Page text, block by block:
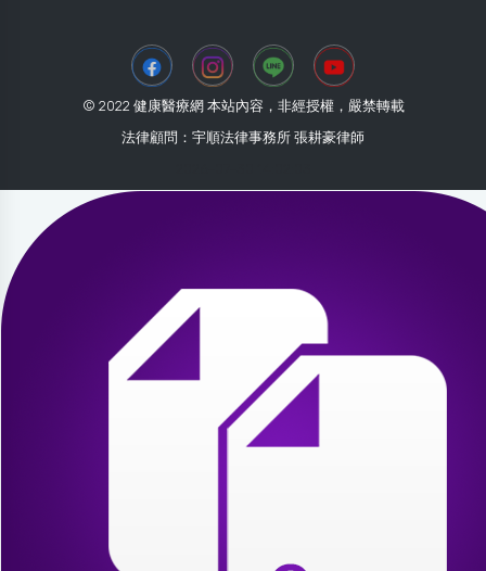
© 2022 健康醫療網 本站內容，非經授權，嚴禁轉載
法律顧問：宇順法律事務所 張耕豪律師